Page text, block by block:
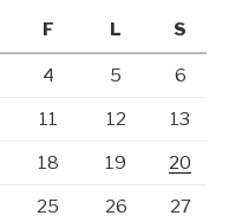
F L S
4 5 6
11 12 13
18 19 20
25 26 27